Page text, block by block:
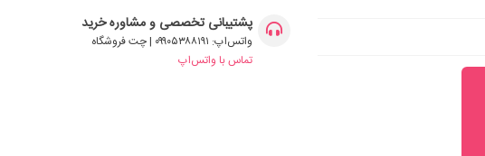
پشتیبانی تخصصی و مشاوره خرید
واتس‌اپ: ۰۹۹۰۵۳۸۸۱۹۱ | چت فروشگاه
تماس با واتس‌اپ